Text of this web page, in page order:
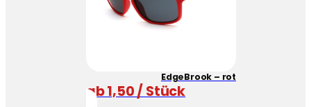
EdgeBrook – rot
ab 1,50 / Stück